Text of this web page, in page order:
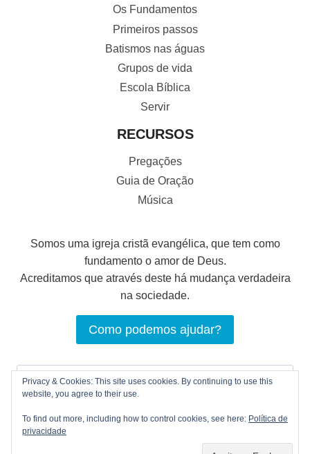
Os Fundamentos
Primeiros passos
Batismos nas águas
Grupos de vida
Escola Bíblica
Servir
RECURSOS
Pregações
Guia de Oração
Música
Somos uma igreja cristã evangélica, que tem como
fundamento o amor de Deus.
Acreditamos que através deste há mudança verdadeira
na sociedade.
Como podemos ajudar?
Pesquisar
por:
© 2026 LOGOS Comunhão Cristã |
Privacy & Cookies: This site uses cookies. By continuing to use this
website, you agree to their use.
To find out more, including how to control cookies, see here: Política de
privacidade